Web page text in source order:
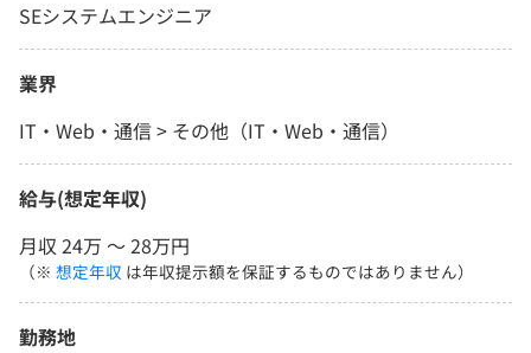
SEシステムエンジニア
業界
IT・Web・通信 > その他（IT・Web・通信）
給与(想定年収)
月収 24万 〜 28万円
（※ 想定年収 は年収提示額を保証するものではありません）
勤務地